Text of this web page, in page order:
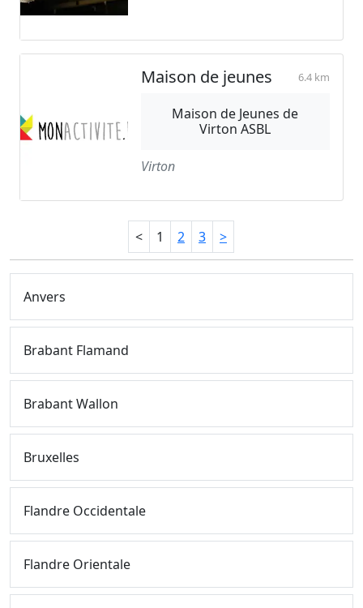
Maison de jeunes 6.4 km
Maison de Jeunes de
Virton ASBL
Virton
< 1 2 3 >
Anvers
Brabant Flamand
Brabant Wallon
Bruxelles
Flandre Occidentale
Flandre Orientale